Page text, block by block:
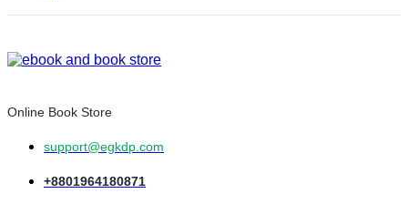
Online Book Store
support@egkdp.com
+8801964180871